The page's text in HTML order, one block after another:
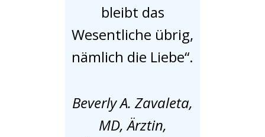
bleibt das
Wesentliche übrig,
nämlich die Liebe“.
Beverly A. Zavaleta,
MD, Ärztin,